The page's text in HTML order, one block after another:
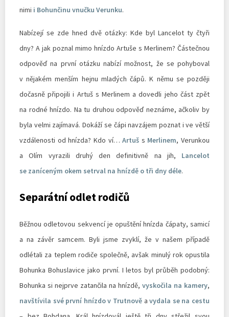
nimi i Bohunčinu vnučku Verunku.
Nabízejí se zde hned dvě otázky: Kde byl Lancelot ty čtyři
dny? A jak poznal mimo hnízdo Artuše s Merlinem? Částečnou
odpověď na první otázku nabízí možnost, že se pohyboval
v nějakém menším hejnu mladých čápů. K němu se později
dočasně připojili i Artuš s Merlinem a dovedli jeho část zpět
na rodné hnízdo. Na tu druhou odpověď neznáme, ačkoliv by
byla velmi zajímavá. Dokáží se čápi navzájem poznat i ve větší
vzdálenosti od hnízda? Kdo ví…Artuš s Merlinem, Verunkou
a Olím vyrazili druhý den definitivně na jih, Lancelot
se zaníceným okem setrval na hnízdě o tři dny déle.
Separátní odlet rodičů
Běžnou odletovou sekvencí je opuštění hnízda čápaty, samicí
a na závěr samcem. Byli jsme zvyklí, že v našem případě
odlétali za teplem rodiče společně, avšak minulý rok opustila
Bohunka Bohuslavice jako první. I letos byl průběh podobný:
Bohunka si nejprve zatančila na hnízdě, vyskočila na kamery,
navštívila své první hnízdo v Trutnově avydala se na cestu